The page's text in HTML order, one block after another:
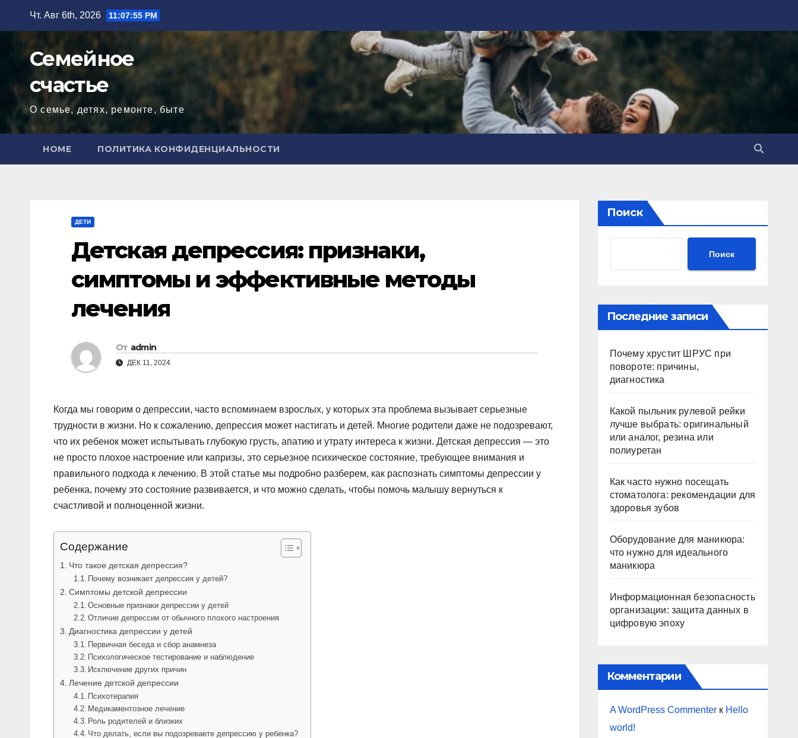
содержимому
Чт. Авг 6th, 2026 11:07:56 PM
Семейное
счастье
О семье, детях, ремонте, быте
HOME ПОЛИТИКА КОНФИДЕНЦИАЛЬНОСТИ
ДЕТИ
Детская депрессия: признаки,
симптомы и эффективные методы
лечения
От admin
ДЕК 11, 2024
Когда мы говорим о депрессии, часто вспоминаем взрослых, у которых эта проблема вызывает серьезные
трудности в жизни. Но к сожалению, депрессия может настигать и детей. Многие родители даже не подозревают,
что их ребенок может испытывать глубокую грусть, апатию и утрату интереса к жизни. Детская депрессия — это
не просто плохое настроение или капризы, это серьезное психическое состояние, требующее внимания и
правильного подхода к лечению. В этой статье мы подробно разберем, как распознать симптомы депрессии у
ребенка, почему это состояние развивается, и что можно сделать, чтобы помочь малышу вернуться к
счастливой и полноценной жизни.
Содержание
Что такое детская депрессия?
Почему возникает депрессия у детей?
Симптомы детской депрессии
Основные признаки депрессии у детей
Отличие депрессии от обычного плохого настроения
Диагностика депрессии у детей
Первичная беседа и сбор анамнеза
Психологическое тестирование и наблюдение
Исключение других причин
Лечение детской депрессии
Психотерапия
Медикаментозное лечение
Роль родителей и близких
Что делать, если вы подозреваете депрессию у ребенка?
Поиск
Поиск
Последние записи
Почему хрустит ШРУС при
повороте: причины,
диагностика
Какой пыльник рулевой рейки
лучше выбрать: оригинальный
или аналог, резина или
полиуретан
Как часто нужно посещать
стоматолога: рекомендации для
здоровья зубов
Оборудование для маникюра:
что нужно для идеального
маникюра
Информационная безопасность
организации: защита данных в
цифровую эпоху
Комментарии
A WordPress Commenterк Hello
world!